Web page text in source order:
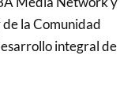
la Comunidad
integral de